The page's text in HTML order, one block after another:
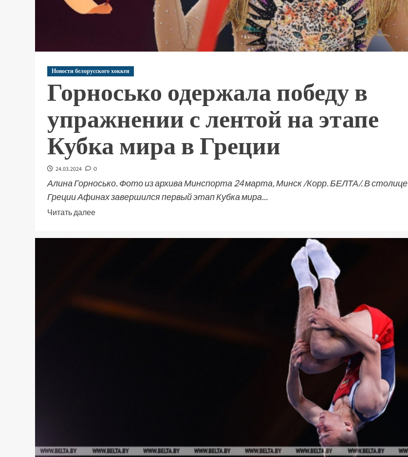
Новости белорусского хоккея
Горносько одержала победу в
упражнении с лентой на этапе
Кубка мира в Греции
24.03.2024 0
Алина Горносько. Фото из архива Минспорта 24 марта, Минск /Корр. БЕЛТА/. В столице
Греции Афинах завершился первый этап Кубка мира...
Читать далее